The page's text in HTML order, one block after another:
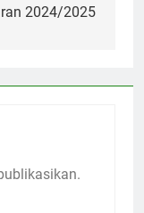
2024/2025